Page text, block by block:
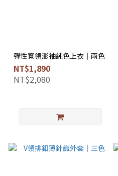
彈性寬領澎袖純色上衣｜兩色
NT$1,890
NT$2,080